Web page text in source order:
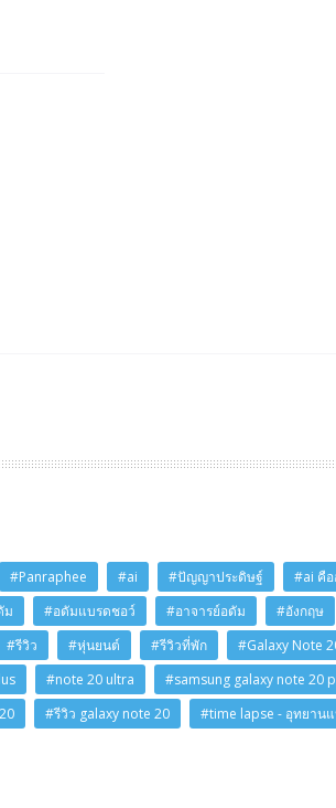
#Panraphee #ai #ปัญญาประดิษฐ์ #ai คือ
ม #อดัมแบรดชอว์ #อาจารย์อดัม #อังกฤษ
#รีวิว #หุ่นยนต์ #รีวิวที่พัก #Galaxy Note
#note 20 ultra
#samsung galaxy note 20
#รีวิว galaxy note 20
#time lapse - อุทยาน